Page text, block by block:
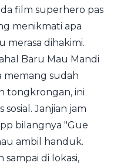
film superhero pas
menikmati apa
merasa dihakimi.
Baru Mau Mandi
memang sudah
tongkrongan, ini
Janjian jam
bilangnya "Gue
ambil handuk.
di lokasi,